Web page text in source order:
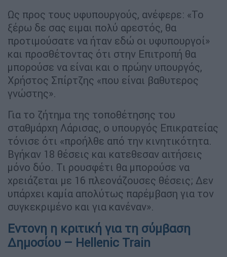
Ως προς τους υφυπουργούς, ανέφερε: «Το
ξέρω δε σας ειμαι πολύ αρεστός, θα
προτιμούσατε να ήταν εδώ οι υφυπουργοί»
και προσθέτοντας ότι στην Επιτροπή θα
μπορούσε να είναι και ο πρώην υπουργός,
Χρήστος Σπίρτζης «που είναι βαθυτερος
γνώστης».
Για το ζήτημα της τοποθέτησης του
σταθμάρχη Λάρισας, ο υπουργός Επικρατείας
τόνισε ότι «προήλθε από την κινητικότητα.
Βγήκαν 18 θέσεις και κατεθεσαν αιτήσεις
μόνο δύο. Τι ρουσφέτι θα μπορούσε να
χρειάζεται με 16 πλεονάζουσες θέσεις; Δεν
υπάρχει καμία απολύτως παρέμβαση για τον
συγκεκριμένο και για κανέναν».
Εντονη η κριτική για τη σύμβαση
Δημοσίου – Hellenic Train